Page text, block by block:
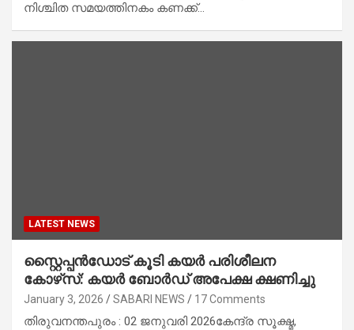
നിശ്ചിത സമയത്തിനകം കണക്ക്…
LATEST NEWS
സ്റ്റൈപ്പൻഡോട് കൂടി കയർ പരിശീലന
കോഴ്‌സ്: കയർ ബോർഡ് അപേക്ഷ ക്ഷണിച്ചു
January 3, 2026 SABARI NEWS 17 Comments
തിരുവനന്തപുരം : 02 ജനുവരി 2026കേന്ദ്ര സൂക്ഷ്മ,